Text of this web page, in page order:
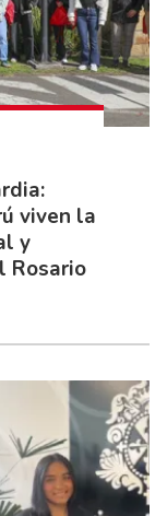
viven la
y
Rosario